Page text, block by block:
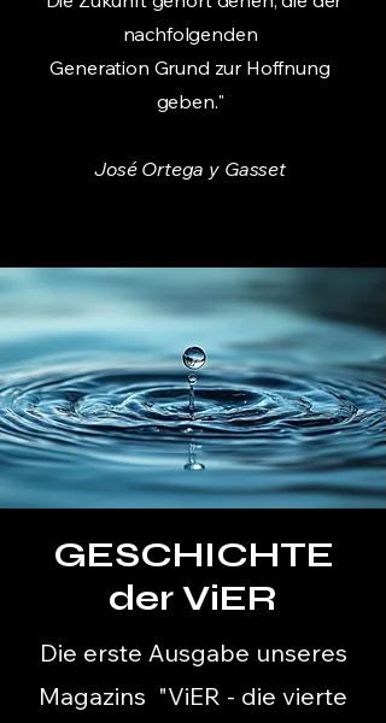
nachfolgenden
Generation Grund zur Hoffnung
geben."
José Ortega y Gasset
GESCHICHTE
der ViER
Die erste Ausgabe unseres
Magazins "ViER - die vierte